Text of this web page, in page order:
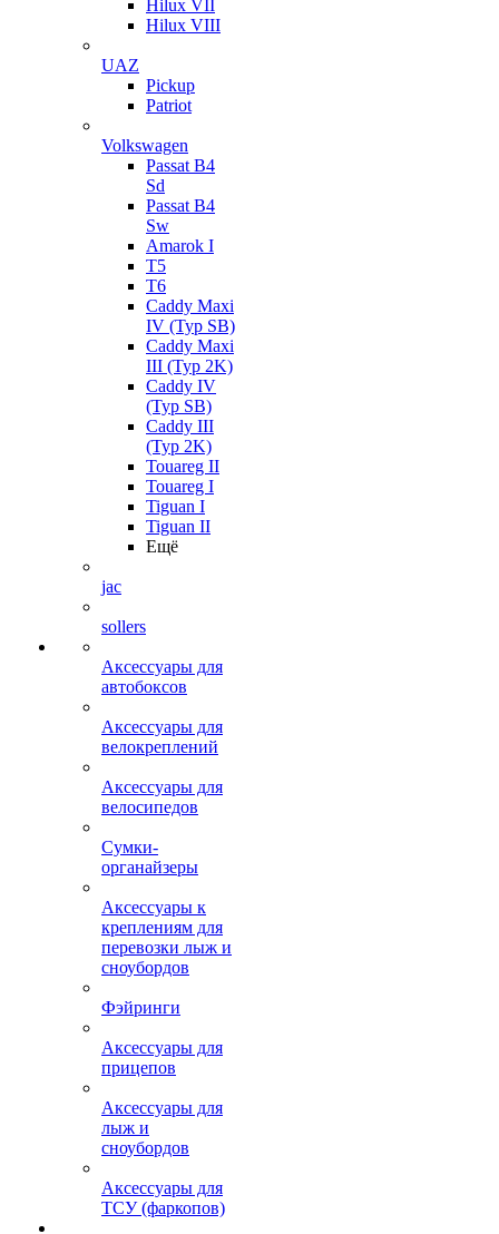
Hilux VII
Hilux VIII
UAZ
Pickup
Patriot
Volkswagen
Passat B4
Sd
Passat B4
Sw
Amarok I
T5
T6
Caddy Maxi
IV (Typ SB)
Caddy Maxi
III (Typ 2K)
Caddy IV
(Typ SB)
Caddy III
(Typ 2K)
Touareg II
Touareg I
Tiguan I
Tiguan II
Ещё
jac
sollers
Аксессуары для
автобоксов
Аксессуары для
велокреплений
Аксессуары для
велосипедов
Сумки-
органайзеры
Аксессуары к
креплениям для
перевозки лыж и
сноубордов
Фэйринги
Аксессуары для
прицепов
Аксессуары для
лыж и
сноубордов
Аксессуары для
ТСУ (фаркопов)